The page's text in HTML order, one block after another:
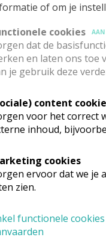
Neridreef 3
Sint-Niklaas
32 472 253 274
Neridreef 3
Sint-Niklaas
of om je
cookies
AAN
dat de
en laten ons toe
je gebruik deze
content
voor het correct
inhoud,
cookies
ervoor dat we je
zien.
functionele cookies